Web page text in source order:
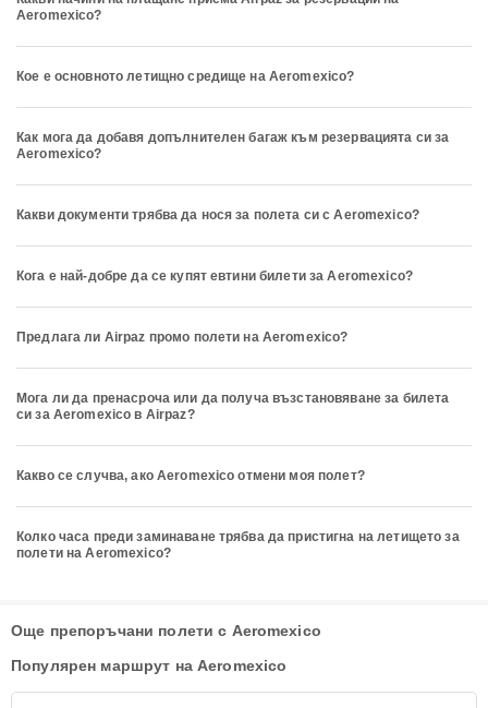
Aeromexico?
Кое е основното летищно средище на Aeromexico?
Как мога да добавя допълнителен багаж към резервацията си за
Aeromexico?
Какви документи трябва да нося за полета си с Aeromexico?
Кога е най-добре да се купят евтини билети за Aeromexico?
Предлага ли Airpaz промо полети на Aeromexico?
Мога ли да пренасроча или да получа възстановяване за билета
си за Aeromexico в Airpaz?
Какво се случва, ако Aeromexico отмени моя полет?
Колко часа преди заминаване трябва да пристигна на летището за
полети на Aeromexico?
Още препоръчани полети с Aeromexico
Популярен маршрут на Aeromexico